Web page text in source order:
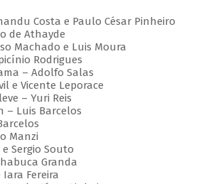
Costa e Paulo César Pinheiro
de Athayde
Machado e Luis Moura
Rodrigues
– Adolfo Salas
e Vicente Leporace
– Yuri Reis
Luis Barcelos
Manzi
Sergio Souto
Granda
Fereira